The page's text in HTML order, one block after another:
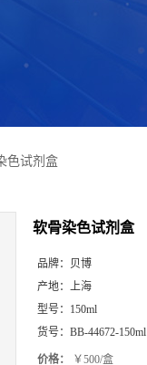
色试剂盒
软骨染色试剂盒
品牌： 贝博
产地： 上海
型号： 150ml
货号： BB-44672-150ml
价格： ￥500/盒